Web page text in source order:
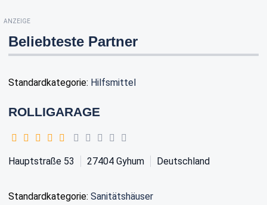
ANZEIGE
Beliebteste Partner
Standardkategorie: Hilfsmittel
ROLLIGARAGE
Hauptstraße 53 27404 Gyhum Deutschland
Standardkategorie: Sanitätshäuser